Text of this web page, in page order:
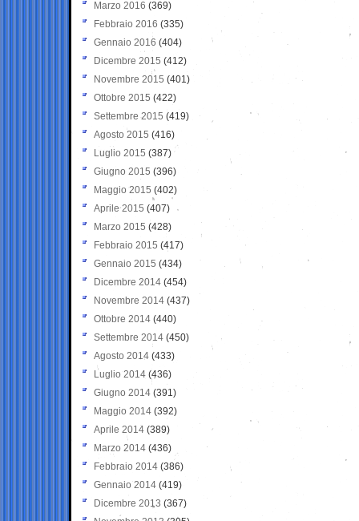
Marzo 2016 (369)
Febbraio 2016 (335)
Gennaio 2016 (404)
Dicembre 2015 (412)
Novembre 2015 (401)
Ottobre 2015 (422)
Settembre 2015 (419)
Agosto 2015 (416)
Luglio 2015 (387)
Giugno 2015 (396)
Maggio 2015 (402)
Aprile 2015 (407)
Marzo 2015 (428)
Febbraio 2015 (417)
Gennaio 2015 (434)
Dicembre 2014 (454)
Novembre 2014 (437)
Ottobre 2014 (440)
Settembre 2014 (450)
Agosto 2014 (433)
Luglio 2014 (436)
Giugno 2014 (391)
Maggio 2014 (392)
Aprile 2014 (389)
Marzo 2014 (436)
Febbraio 2014 (386)
Gennaio 2014 (419)
Dicembre 2013 (367)